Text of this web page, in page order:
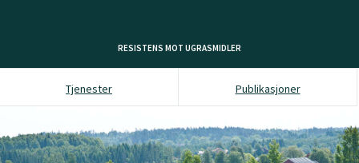
RESISTENS MOT UGRASMIDLER
Tjenester Publikasjoner